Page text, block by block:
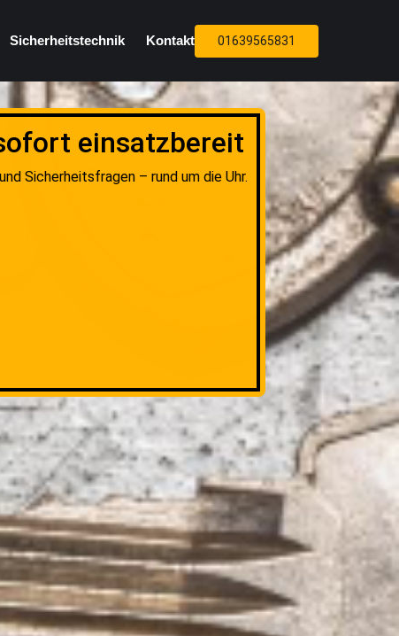
Sicherheitstechnik Kontakt 01639565831
einsatzbereit
Sicherheitsfragen – rund um die Uhr.